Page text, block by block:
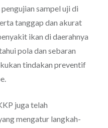
sampel uji di
tanggap dan akurat
ikan di daerahnya
pola dan sebaran
tindakan preventif
juga telah
mengatur langkah-